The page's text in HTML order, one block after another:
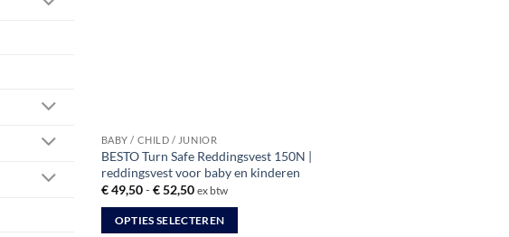
BABY / CHILD / JUNIOR
BESTO Turn Safe Reddingsvest 150N |
reddingsvest voor baby en kinderen
€49,50-€52,50Prijsklasse:
tot
€ 52,50
ex btw
OPTIES SELECTEREN